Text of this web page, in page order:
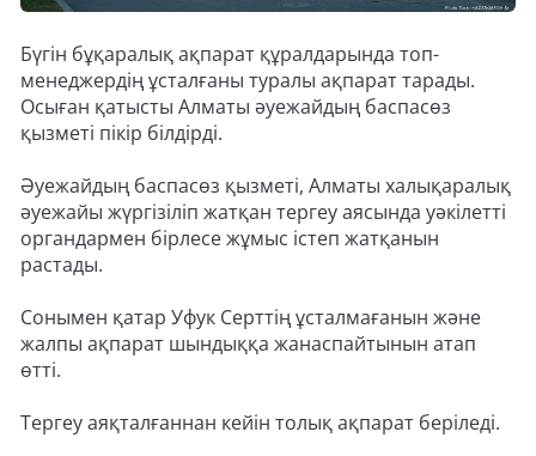
Бүгін бұқаралық ақпарат құралдарында топ-
менеджердің ұсталғаны туралы ақпарат тарады.
Осыған қатысты Алматы әуежайдың баспасөз
қызметі пікір білдірді.
Әуежайдың баспасөз қызметі, Алматы халықаралық
әуежайы жүргізіліп жатқан тергеу аясында уәкілетті
органдармен бірлесе жұмыс істеп жатқанын
растады.
Сонымен қатар Уфук Серттің ұсталмағанын және
жалпы ақпарат шындыққа жанаспайтынын атап
өтті.
Тергеу аяқталғаннан кейін толық ақпарат беріледі.